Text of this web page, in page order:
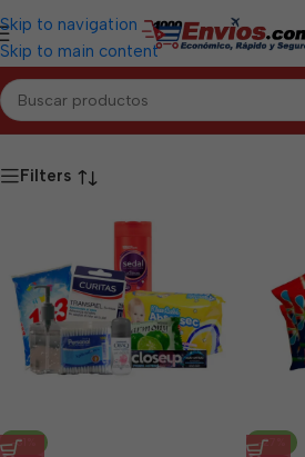
Skip to navigation
Skip to main content
Inicio/LA HABANA/Combos de Aseo La
Filters
-31%
-27%